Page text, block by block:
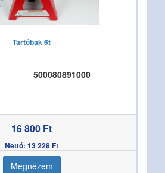
Tartóbak 6t
500080891000
16 800 Ft
Nettó: 13 228 Ft
Megnézem